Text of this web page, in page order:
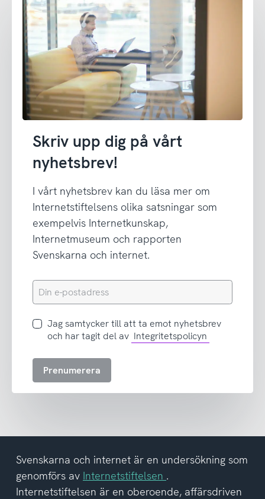
Skriv upp dig på vårt
nyhetsbrev!
I vårt nyhetsbrev kan du läsa mer om
Internetstiftelsens olika satsningar som
exempelvis Internetkunskap,
Internetmuseum och rapporten
Svenskarna och internet.
Din
e-
Jag
samtycker
att
del
av
integritetspolicyn
Jag samtycker till att ta emot nyhetsbrev
och har tagit del av Integritetspolicyn
Prenumerera
Svenskarna och internet är en undersökning som
genomförs av Internetstiftelsen .
Internetstiftelsen är en oberoende, affärsdriven